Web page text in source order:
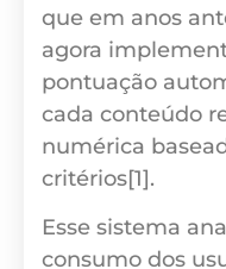
que em anos
agora
pontuação
cada conteúdo
numérica
critérios[1].
Esse sistema
consumo dos